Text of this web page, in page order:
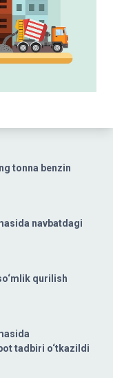
tonna benzin
navbatdagi
qurilish
tadbiri o‘tkazildi